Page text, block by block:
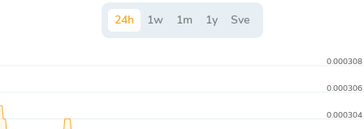
24h 1w 1m 1y Sve
0.000304
0.000306
0.000308